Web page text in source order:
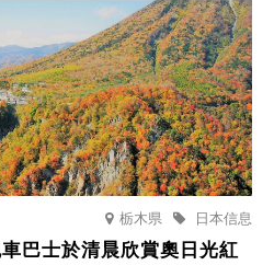
栃木県 日本信息
巴士於清晨欣賞奧日光紅